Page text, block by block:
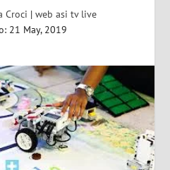
Croci | web asi tv live
21 May, 2019